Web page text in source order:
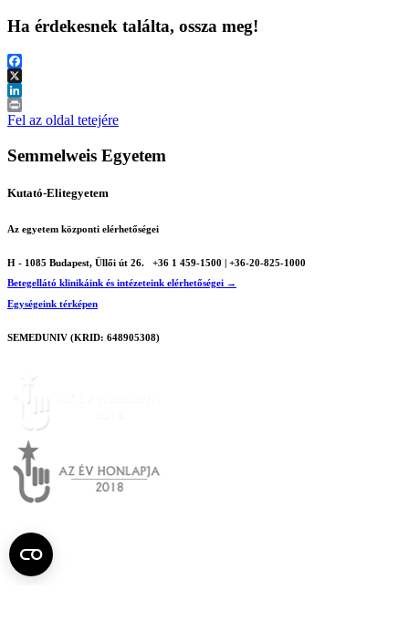
Ha érdekesnek találta, ossza meg!
Facebook
X
LinkedIn
Print
Fel az oldal tetejére
Semmelweis Egyetem
Kutató-Elitegyetem
Az egyetem központi elérhetőségei
H - 1085 Budapest, Üllői út 26.
+36 1 459-1500 | +36-20-825-1000
Betegellátó klinikáink és intézeteink elérhetőségei →
Egységeink térképen
SEMEDUNIV (KRID: 648905308)